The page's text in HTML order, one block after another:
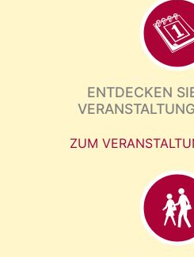
ENTDECKEN
ZUM